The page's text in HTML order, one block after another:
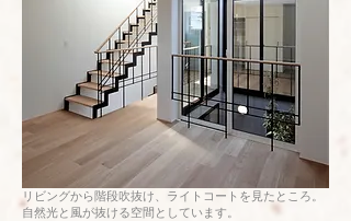
リビングから階段吹抜け、ライトコートを見たところ。
自然光と風が抜ける空間としています。